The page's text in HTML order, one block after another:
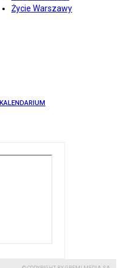
Życie Warszawy
KALENDARIUM